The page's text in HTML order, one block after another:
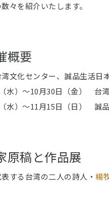
々を紹介いたします。
概要
文化センター、誠品生活日
水）〜10月30日（金） 台
水）〜11月15日（日） 誠
原稿と作品展
する台湾の二人の詩人・ 楊